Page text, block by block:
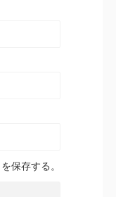
保存する。